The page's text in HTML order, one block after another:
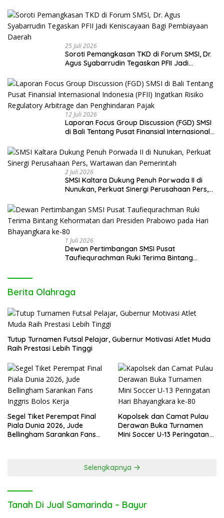
25 Juli 2026
Soroti Pemangkasan TKD di Forum SMSI, Dr.
Agus Syabarrudin Tegaskan PFII Jadi
12 Juli 2026
Laporan Focus Group Discussion (FGD) SMSI
di Bali Tentang Pusat Finansial Internasional
Arbitrage dan Penghindaran Pajak
2 Juli 2026
SMSI Kaltara Dukung Penuh Porwada II di
Nunukan, Perkuat Sinergi Perusahaan Pers,
1 Juli 2026
Dewan Pertimbangan SMSI Pusat
Taufiequrachman Ruki Terima Bintang
Berita Olahraga
Tutup Turnamen Futsal Pelajar, Gubernur Motivasi Atlet Muda
Raih Prestasi Lebih Tinggi
Segel Tiket Perempat Final
Piala Dunia 2026, Jude
Bellingham Sarankan Fans
Kapolsek dan Camat Pulau
Derawan Buka Turnamen
Mini Soccer U-13 Peringatan
Selengkapnya
Tanah Di Jual Samarinda – Bayur